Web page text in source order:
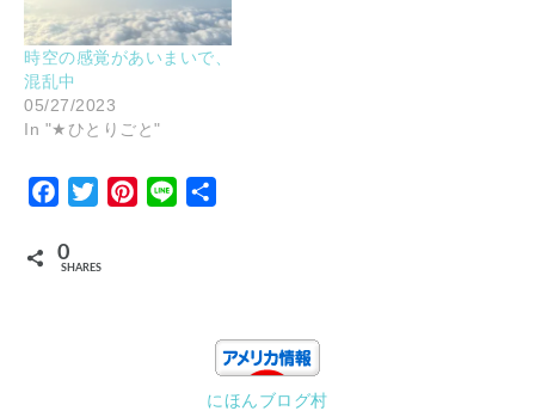
時空の感覚があいまいで、
混乱中
05/27/2023
In "★ひとりごと"
Facebook
TwitterPinterest
Line
0
SHARES
にほんブログ村